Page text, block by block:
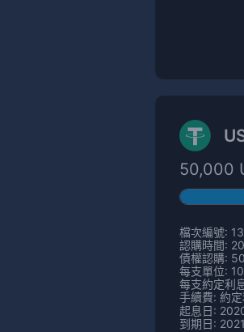
50,000
檔次編號:
認購時間:
債權認購:
每支單位:
每支約定利
手續費: 約
起息日:
到期日: